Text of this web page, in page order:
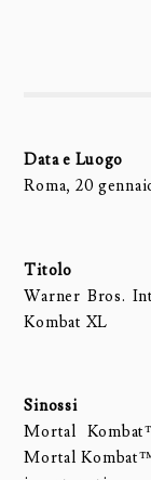
Data e Luogo
Roma, 20
Titolo
Warner Bros.
Kombat XL
Sinossi
Mortal
Mortal